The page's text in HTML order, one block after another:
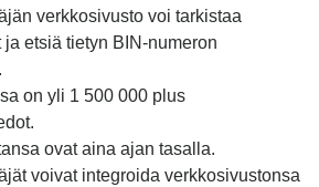
verkkosivusto voi tarkistaa
etsiä tietyn BIN-numeron
on yli 1 500 000 plus
ovat aina ajan tasalla.
voivat integroida verkkosivustonsa